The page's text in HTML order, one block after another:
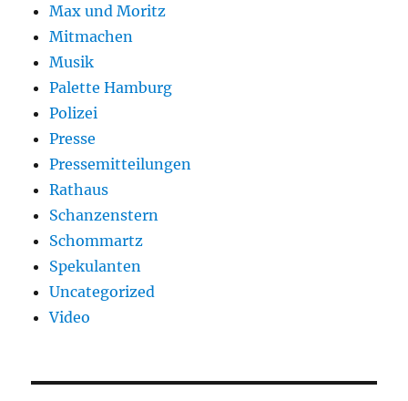
Max und Moritz
Mitmachen
Musik
Palette Hamburg
Polizei
Presse
Pressemitteilungen
Rathaus
Schanzenstern
Schommartz
Spekulanten
Uncategorized
Video